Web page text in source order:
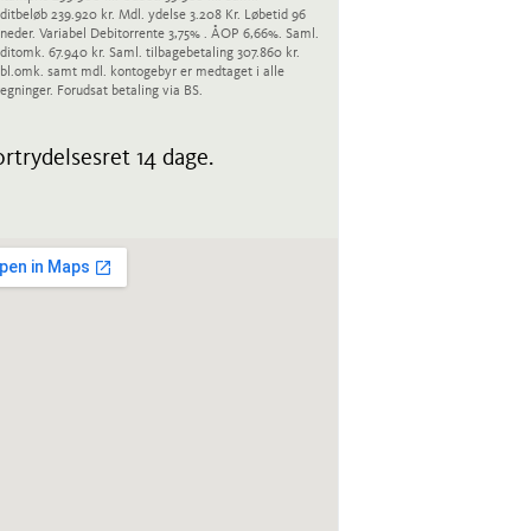
239.920 kr. Mdl. ydelse 3.208 Kr. Løbetid 96
Variabel Debitorrente 3,75% . ÅOP 6,66%. Saml.
67.940 kr. Saml. tilbagebetaling 307.860 kr.
samt mdl. kontogebyr er medtaget i alle
Forudsat betaling via BS.
14 dage.